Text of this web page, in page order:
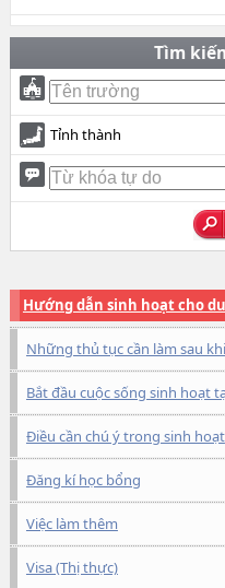
Tìm
Tỉnh thành
Hướng dẫn sinh hoạt cho
Những thủ tục cần làm sau
Bắt đầu cuộc sống sinh hoạt
Điều cần chú ý trong sinh hoạt
Đăng kí học bổng
Việc làm thêm
Visa (Thị thực)